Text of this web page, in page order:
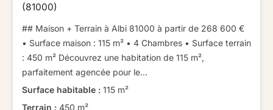
(81000)
## Maison + Terrain à Albi 81000 à partir de 268 600 € ​ ​
• Surface maison : 115 m² • 4 Chambres • Surface terrain
: 450 m² ​ ​​ ​ ​Découvrez une habitation de 115 m²,
parfaitement agencée pour le...
Surface habitable : 115 m²
Terrain : 450 m²